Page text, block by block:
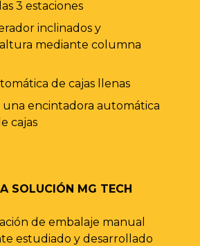
3 estaciones
inclinados y
mediante columna
de cajas llenas
encintadora automática
cajas
SOLUCIÓN MG TECH
de embalaje manual
estudiado y desarrollado